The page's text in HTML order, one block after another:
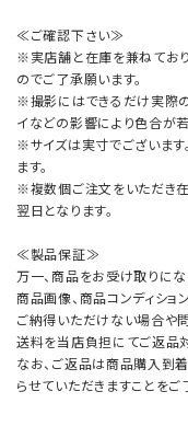
≪ご確認下さい≫
※実店舗と在庫を兼ねてお
のでご了承願います。
※撮影にはできるだけ実際
イなどの影響により色合が
※サイズは実寸でございま
ます。
※複数個ご注文をいただき
翌日となります。
≪製品保証≫
万一、商品をお受け取りに
商品画像、商品コンディシ
ご納得いただけない場合や
送料を当店負担にてご返品
なお、ご返品は商品購入到
らせていただきますことをご